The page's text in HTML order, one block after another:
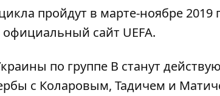
пройдут в марте-ноябре 2019
сайт UEFA.
по группе В станут
с Коларовым, Тадичем и